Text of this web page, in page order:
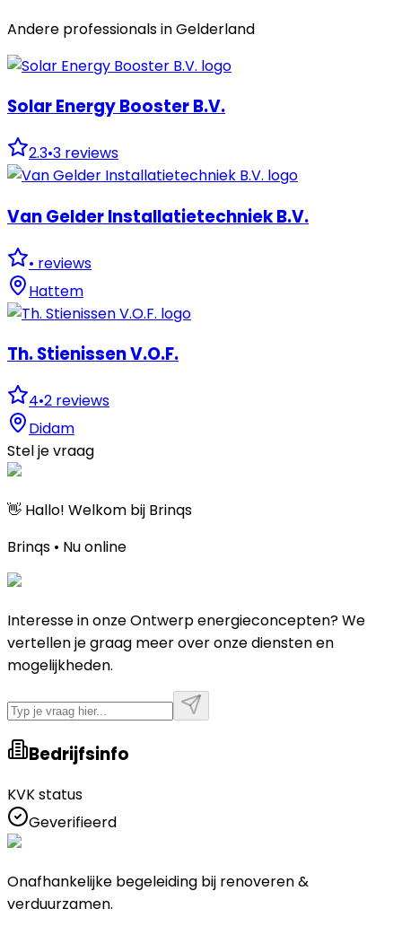
Andere professionals inGelderland
Solar Energy Booster B.V.
2.3•3 reviews
Van Gelder Installatietechniek B.V.
• reviews
Hattem
Th. Stienissen V.O.F.
4•2 reviews
Didam
Stel je vraag
👋 Hallo! Welkom bij Brinqs
Brinqs • Nu online
Interesse in onze Ontwerp energieconcepten? We
vertellen je graag meer over onze diensten en
mogelijkheden.
Bedrijfsinfo
KVK status
Geverifieerd
Onafhankelijke begeleiding bij renoveren &
verduurzamen.